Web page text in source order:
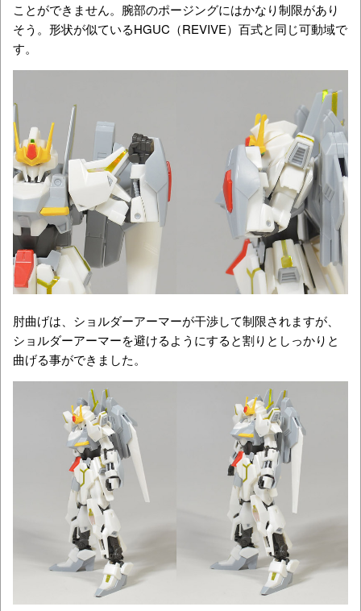
ことができません。腕部のポージングにはかなり制限があり
そう。形状が似ているHGUC（REVIVE）百式と同じ可動域で
す。
肘曲げは、ショルダーアーマーが干渉して制限されますが、
ショルダーアーマーを避けるようにすると割りとしっかりと
曲げる事ができました。